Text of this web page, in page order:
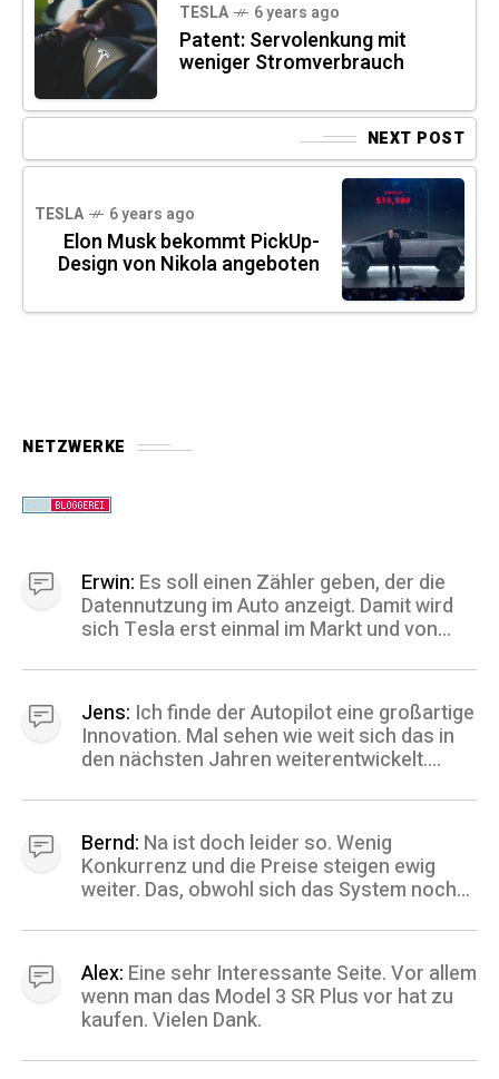
TESLA 6 years ago
Patent: Servolenkung mit
weniger Stromverbrauch
NEXT POST
TESLA 6 years ago
Elon Musk bekommt PickUp-
Design von Nikola angeboten
NETZWERKE
Erwin: Es soll einen Zähler geben, der die
Datennutzung im Auto anzeigt. Damit wird
sich Tesla erst einmal im Markt und von
Jens: Ich finde der Autopilot eine großartige
Innovation. Mal sehen wie weit sich das in
den nächsten Jahren weiterentwickelt.
zuverlässig funktioniert, ist das ein klarer
kaufgrund für mich. Danke für die Info.
Bernd: Na ist doch leider so. Wenig
Konkurrenz und die Preise steigen ewig
weiter. Das, obwohl sich das System noch
es mal irgendwann Konkurrenz, die sind ich
einig, die Preise steigen weiter. Der kleinen
Mann zahlt.........
Alex: Eine sehr Interessante Seite. Vor allem
wenn man das Model 3 SR Plus vor hat zu
kaufen. Vielen Dank.